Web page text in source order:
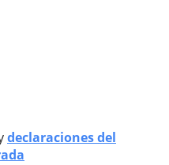
declaraciones del